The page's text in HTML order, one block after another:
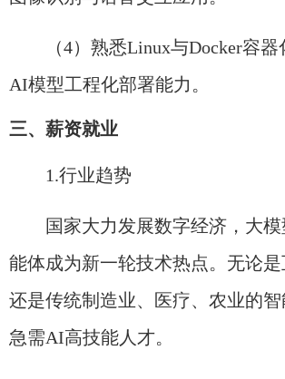
（4）熟悉Linux与Docker容
AI模型工程化部署能力。
三、薪资就业
1.行业趋势​
国家大力发展数字经济，大
能体成为新一轮技术热点。无论是
还是传统制造业、医疗、农业的
急需AI高技能人才。